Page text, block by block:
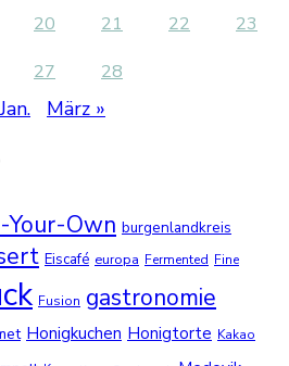
20 21 22
23
27 28
März »
Your-Own burgenlandkreis
Eiscafé europa Fermented Fine
Fusion gastronomie
Honigkuchen Honigtorte Kakao